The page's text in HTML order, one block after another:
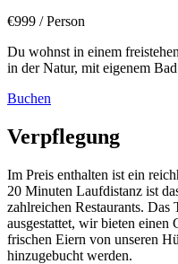
€999 / Person
Du wohnst in einem
in der Natur, mit eigenem
Buchen
Verpflegung
Im Preis enthalten ist ein
20 Minuten Laufdistanz ist
zahlreichen Restaurants.
ausgestattet, wir bieten einen
frischen Eiern von unseren
hinzugebucht werden.